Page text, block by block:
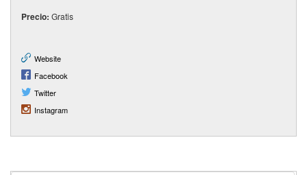
Precio: Gratis
Website
Facebook
Twitter
Instagram